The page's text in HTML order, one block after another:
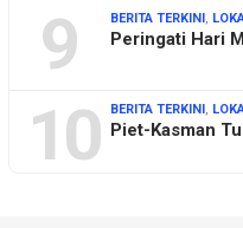
9 BERITA TERKINI,
Peringati Hari
10 BERITA TERKINI,
Piet-Kasman